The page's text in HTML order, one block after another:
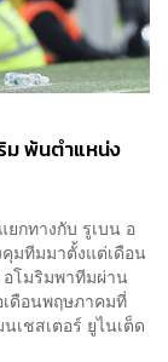
ม พ้นตำแหน่ง
กทางกับ รูเบน อ
มทีมมาตั้งแต่เดือน
โมริมพาทีมผ่าน
เดือนพฤษภาคมที่
เชสเตอร์ ยูไนเต็ด